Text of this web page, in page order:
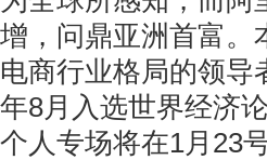
增，问鼎亚洲首富。
电商行业格局的领
年8月入选世界经济
个人专场将在1月23